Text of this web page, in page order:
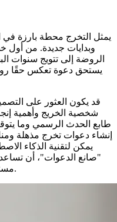
يمثل التخرج محطة بارزة في
وبدايات جديدة. من
الروضة إلى تتويج سنوات
يستحق دعوة تعكس حقًا
قد يكون العثور على
شخصية الخريج وأهمية
طابع الحدث الرسمي وما
إنشاء دعوات تخرج مذهلة
يمكن لتقنية الذكاء
"صانع الدعوات"، أن
الآن.